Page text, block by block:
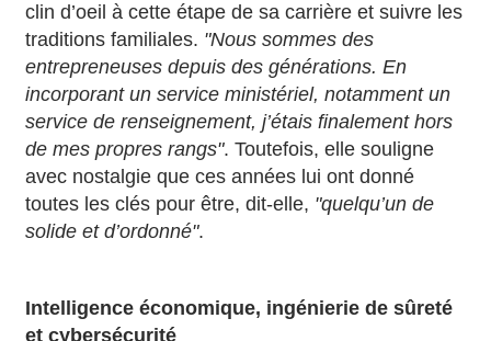
clin d’oeil à cette étape de sa carrière et suivre les
traditions familiales. "Nous sommes des
entrepreneuses depuis des générations. En
incorporant un service ministériel, notamment un
service de renseignement, j’étais finalement hors
de mes propres rangs". Toutefois, elle souligne
avec nostalgie que ces années lui ont donné
toutes les clés pour être, dit-elle, "quelqu’un de
solide et d’ordonné".
Intelligence économique, ingénierie de sûreté
et cybersécurité